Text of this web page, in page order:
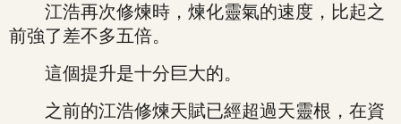
江浩再次修煉時，煉化靈氣的速度，比起之
前強了差不多五倍。
這個提升是十分巨大的。
之前的江浩修煉天賦已經超過天靈根，在資